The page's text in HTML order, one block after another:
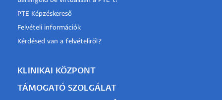
PTE Képzéskereső
Felvételi információk
Kérdésed van a felvételiről?
KLINIKAI KÖZPONT
TÁMOGATÓ SZOLGÁLAT